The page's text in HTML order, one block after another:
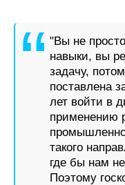
"Вы не
навыки, вы
задачу,
поставлена
лет войти в
применению
такого
где бы нам
Поэтому